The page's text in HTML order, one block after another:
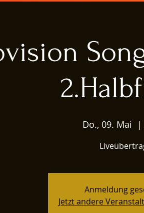
Do., 09. Mai
  |
Anmeldung
Jetzt andere